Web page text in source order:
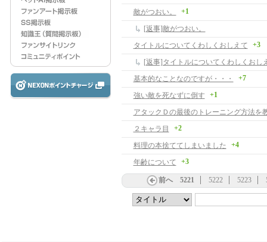
敵がつおい。 +1
[返事]敵がつおい。
タイトルについてくわしくおしえて
+3
[返事]タイトルについてくわしくおし
基本的なことなのですが・・・
+7
強い敵を死なずに倒す +1
アタックＤの最後のトレーニング方法を
２キャラ目
+2
料理の本捨ててしまいました +4
年齢について +3
前へ 5221 5222 5223